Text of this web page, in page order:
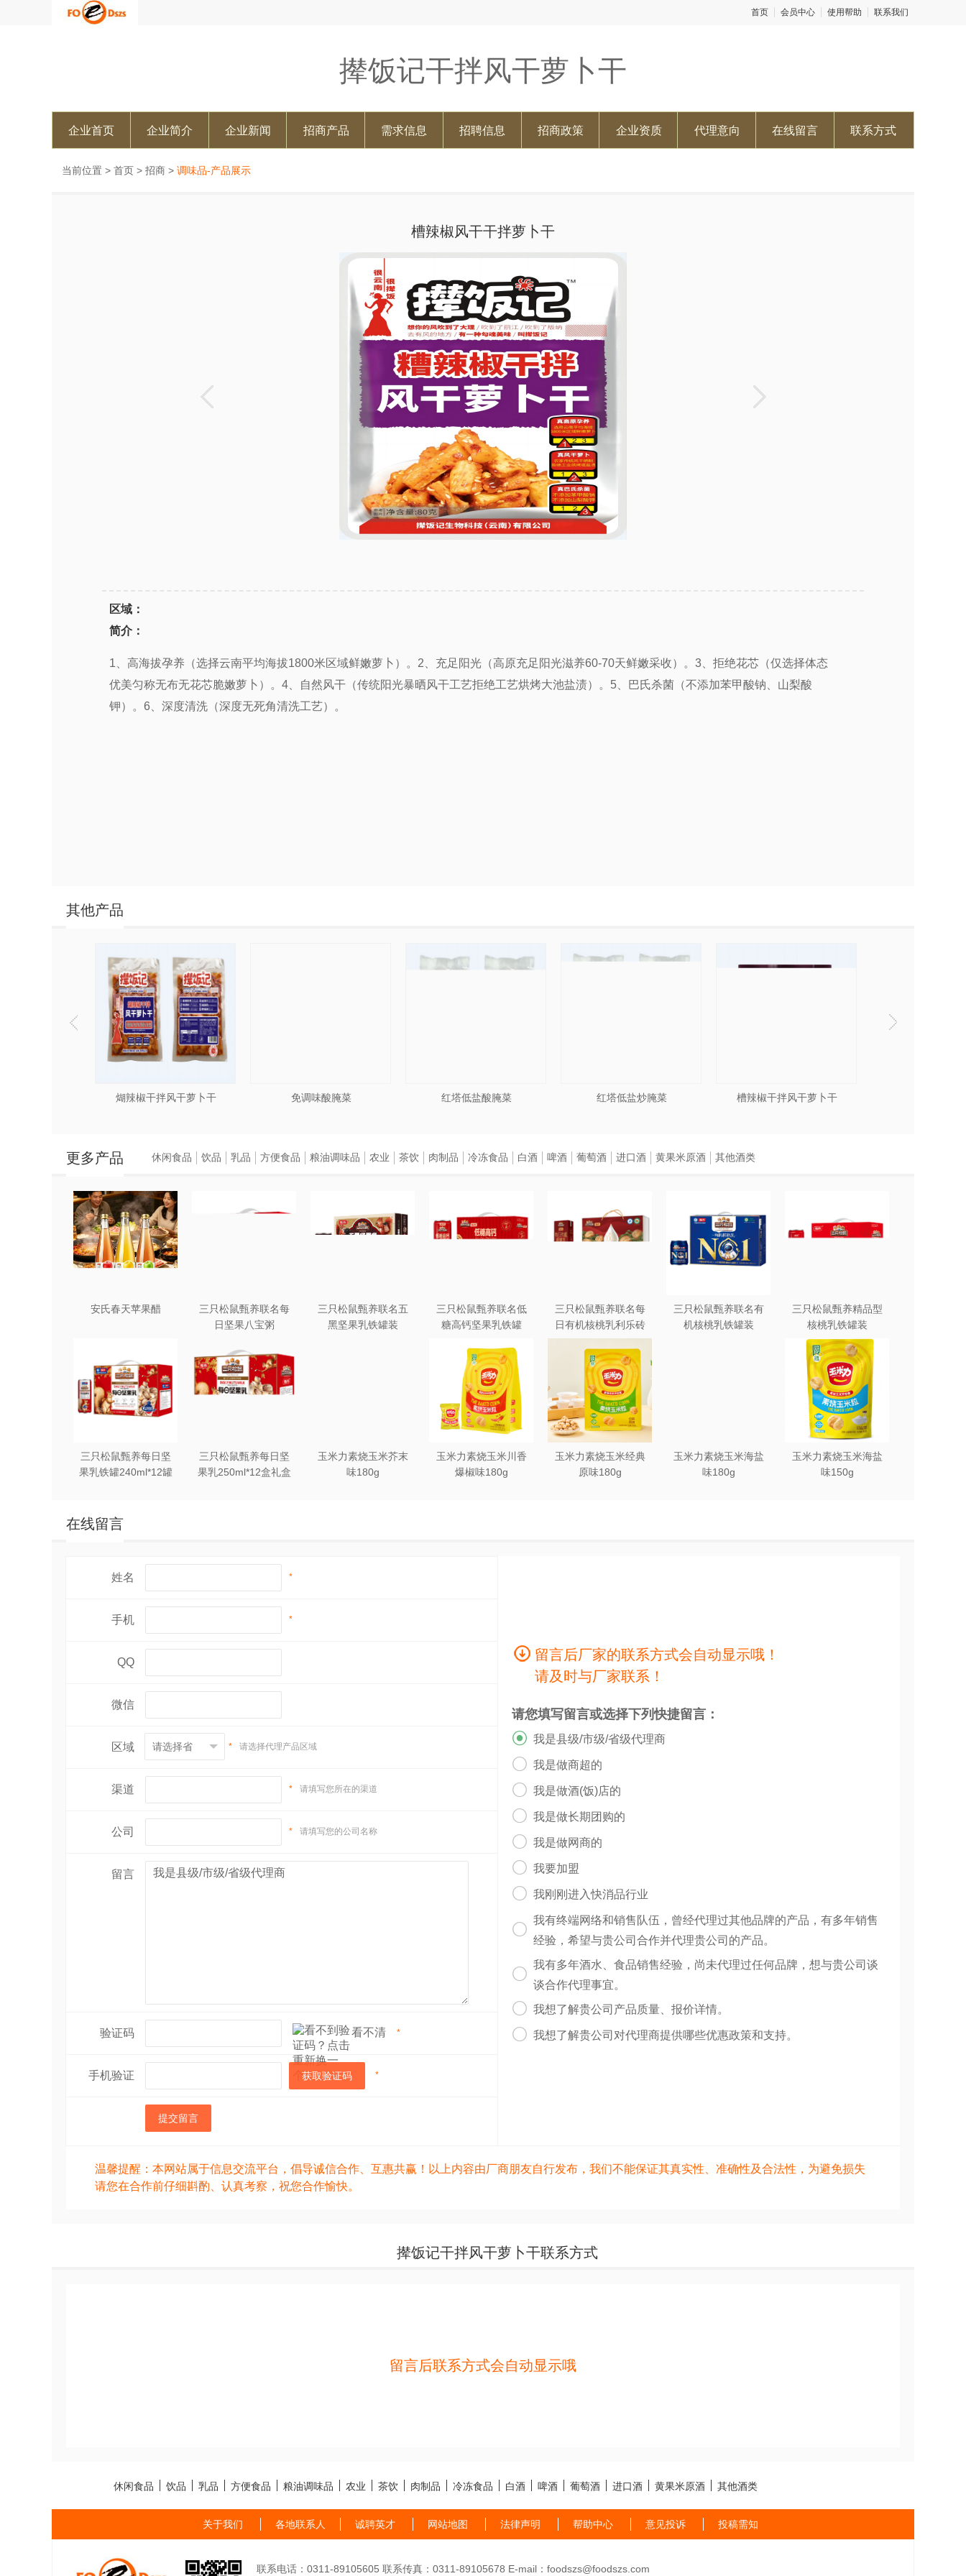
首页 会员中心 使用帮助 联系我们
撵饭记干拌风干萝卜干
企业首页 企业简介 企业新闻 招商产品 需求信息 招聘信息 招商政策 企业资质 代理意向 在线留言 联系方式
当前位置 > 首页 > 招商 > 调味品-产品展示
槽辣椒风干干拌萝卜干
区域：
简介：
1、高海拔孕养（选择云南平均海拔1800米区域鲜嫩萝卜）。2、充足阳光（高原充足阳光滋养60-70天鲜嫩采收）。3、拒绝花芯（仅选择体态
优美匀称无布无花芯脆嫩萝卜）。4、自然风干（传统阳光暴晒风干工艺拒绝工艺烘烤大池盐渍）。5、巴氏杀菌（不添加苯甲酸钠、山梨酸
钾）。6、深度清洗（深度无死角清洗工艺）。
其他产品
煳辣椒干拌风干萝卜干 免调味酸腌菜 红塔低盐酸腌菜 红塔低盐炒腌菜 槽辣椒干拌风干萝卜干
更多产品
安氏春天苹果醋
三只松鼠甄养联名每
日坚果八宝粥
三只松鼠甄养联名五
黑坚果乳铁罐装
三只松鼠甄养联名低
糖高钙坚果乳铁罐
三只松鼠甄养联名每
日有机核桃乳利乐砖
250ml*12盒木盒装
三只松鼠甄养联名有
机核桃乳铁罐装
三只松鼠甄养精品型
核桃乳铁罐装
240ml*12罐
三只松鼠甄养每日坚
果乳铁罐240ml*12罐
三只松鼠甄养每日坚
果乳250ml*12盒礼盒
玉米力素烧玉米芥末
味180g
玉米力素烧玉米川香
爆椒味180g
玉米力素烧玉米经典
原味180g
玉米力素烧玉米海盐
味180g
玉米力素烧玉米海盐
味150g
休闲食品 饮品 乳品 方便食品 粮油调味品 农业 茶饮 肉制品 冷冻食品 白酒 啤酒 葡萄酒 进口酒 黄果米原酒 其他酒类
在线留言
姓名 *
手机 *
QQ
微信
区域 * 请选择代理产品区域
渠道 * 请填写您所在的渠道
公司 * 请填写您的公司名称
留言
验证码 看不清 *
手机验证 获取验证码 *
提交留言
留言后厂家的联系方式会自动显示哦！
请及时与厂家联系！
请您填写留言或选择下列快捷留言：
 我是县级/市级/省级代理商
 我是做商超的
 我是做酒(饭)店的
 我是做长期团购的
 我是做网商的
 我要加盟
 我刚刚进入快消品行业

我有终端网络和销售队伍，曾经代理过其他品牌的产品，有多年销售
经验，希望与贵公司合作并代理贵公司的产品。

我有多年酒水、食品销售经验，尚未代理过任何品牌，想与贵公司谈
谈合作代理事宜。
 我想了解贵公司产品质量、报价详情。
 我想了解贵公司对代理商提供哪些优惠政策和支持。
温馨提醒：本网站属于信息交流平台，倡导诚信合作、互惠共赢！以上内容由厂商朋友自行发布，我们不能保证其真实性、准确性及合法性，为避免损失
请您在合作前仔细斟酌、认真考察，祝您合作愉快。
撵饭记干拌风干萝卜干联系方式
留言后联系方式会自动显示哦
休闲食品 饮品 乳品 方便食品 粮油调味品 农业 茶饮 肉制品 冷冻食品 白酒 啤酒 葡萄酒 进口酒 黄果米原酒 其他酒类
关于我们 各地联系人 诚聘英才 网站地图 法律声明 帮助中心 意见投诉 投稿需知
联系电话：0311-89105605 联系传真：0311-89105678 E-mail：foodszs@foodszs.com